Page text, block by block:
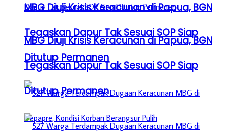
MBG Diuji Krisis Keracunan di Papua, BGN
Tegaskan Dapur Tak Sesuai SOP Siap
Ditutup Permanen
MBG Diuji Krisis Keracunan di Papua, BGN
Tegaskan Dapur Tak Sesuai SOP Siap
Ditutup Permanen